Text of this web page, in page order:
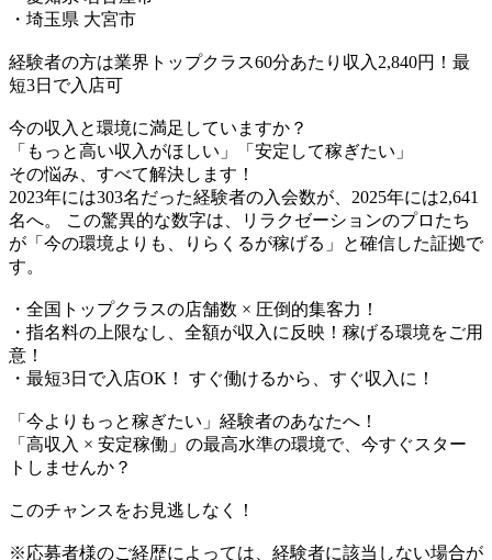
・埼玉県 大宮市
経験者の方は業界トップクラス60分あたり収入2,840円！最
短3日で入店可
今の収入と環境に満足していますか？
「もっと高い収入がほしい」「安定して稼ぎたい」
その悩み、すべて解決します！
2023年には303名だった経験者の入会数が、2025年には2,641
名へ。 この驚異的な数字は、リラクゼーションのプロたち
が「今の環境よりも、りらくるが稼げる」と確信した証拠で
す。
・全国トップクラスの店舗数 × 圧倒的集客力！
・指名料の上限なし、全額が収入に反映！稼げる環境をご用
意！
・最短3日で入店OK！ すぐ働けるから、すぐ収入に！
「今よりもっと稼ぎたい」経験者のあなたへ！
「高収入 × 安定稼働」の最高水準の環境で、今すぐスター
トしませんか？
このチャンスをお見逃しなく！
※応募者様のご経歴によっては、経験者に該当しない場合が